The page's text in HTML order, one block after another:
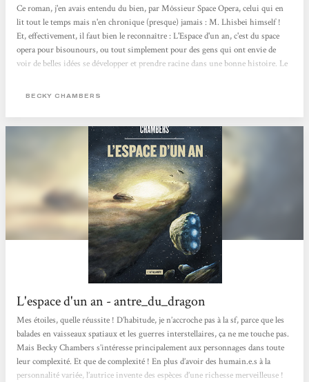
Ce roman, j'en avais entendu du bien, par Môssieur Space Opera, celui qui en
lit tout le temps mais n'en chronique (presque) jamais : M. Lhisbei himself !
Et, effectivement, il faut bien le reconnaître : L'Espace d'un an, c'est du space
opera pour bisounours, ou tout simplement pour des gens qui ont envie de
voir de belles idées se développer et prendre racine dans une bonne histoire. Le
intimement chacun des membres de l'équipage, des personnages souvent hauts
BECKY CHAMBERS
L'espace d'un an - antre_du_dragon
Mes étoiles, quelle réussite ! D’habitude, je n’accroche pas à la sf, parce que les
balades en vaisseaux spatiaux et les guerres interstellaires, ça ne me touche pas.
Mais Becky Chambers s’intéresse principalement aux personnages dans toute
leur complexité. Et que de complexité ! En plus d’avoir des humain.e.s à la
personnalité variée, l’autrice invente des espèces d’une richesse merveilleuse !